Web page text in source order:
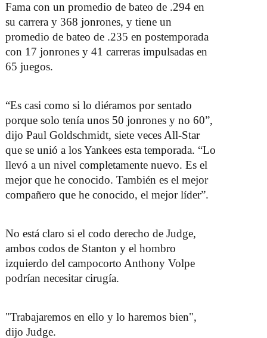
Fama con un promedio de bateo de .294 en
su carrera y 368 jonrones, y tiene un
promedio de bateo de .235 en postemporada
con 17 jonrones y 41 carreras impulsadas en
65 juegos.
“Es casi como si lo diéramos por sentado
porque solo tenía unos 50 jonrones y no 60”,
dijo Paul Goldschmidt, siete veces All-Star
que se unió a los Yankees esta temporada. “Lo
llevó a un nivel completamente nuevo. Es el
mejor que he conocido. También es el mejor
compañero que he conocido, el mejor líder”.
No está claro si el codo derecho de Judge,
ambos codos de Stanton y el hombro
izquierdo del campocorto Anthony Volpe
podrían necesitar cirugía.
"Trabajaremos en ello y lo haremos bien",
dijo Judge.